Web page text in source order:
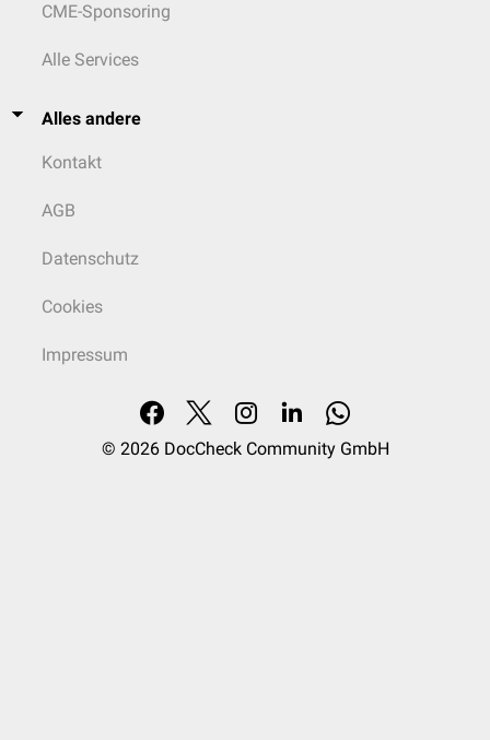
CME-Sponsoring
Alle Services
Alles andere
Kontakt
AGB
Datenschutz
Cookies
Impressum
© 2026 DocCheck Community GmbH